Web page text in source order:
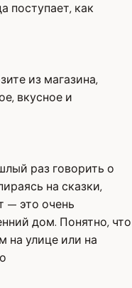
поступает, как
из магазина,
вкусное и
раз говорить о
на сказки,
— это очень
дом. Понятно, что
на улице или на